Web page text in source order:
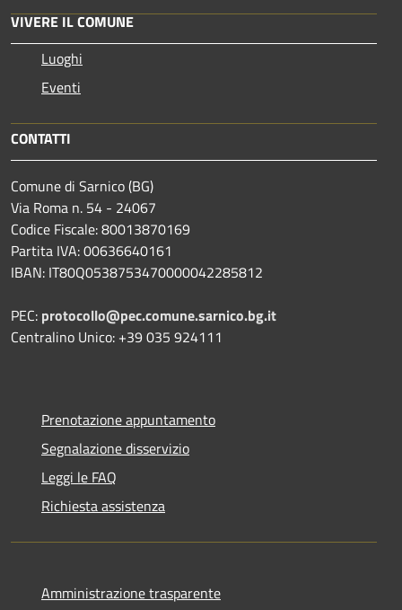
VIVERE IL COMUNE
Luoghi
Eventi
CONTATTI
Comune di Sarnico (BG)
Via Roma n. 54 - 24067
Codice Fiscale: 80013870169
Partita IVA: 00636640161
IBAN: IT80Q0538753470000042285812
PEC: protocollo@pec.comune.sarnico.bg.it
Centralino Unico: +39 035 924111
Prenotazione appuntamento
Segnalazione disservizio
Leggi le FAQ
Richiesta assistenza
Amministrazione trasparente